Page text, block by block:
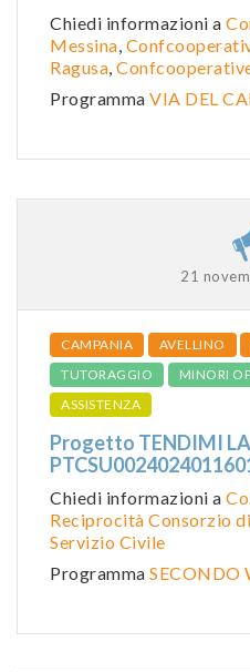
Chiedi informazioni a
Messina,
Ragusa,
Programma VIA DEL
21
CAMPANIA AVELLINO
TUTORAGGIO
MINORI
ASSISTENZA
Progetto TENDIMI
Chiedi informazioni a
Reciprocità Consorzio
Servizio Civile
Programma SECONDO